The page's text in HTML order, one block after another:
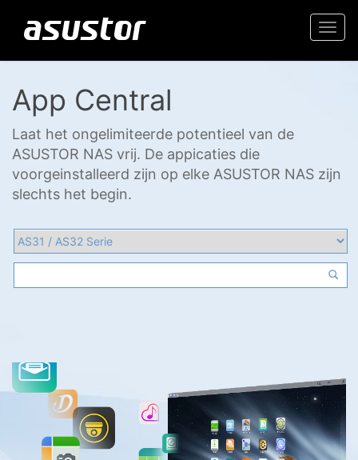
App Central
Laat het ongelimiteerde potentieel van de
ASUSTOR NAS vrij. De appicaties die
voorgeinstalleerd zijn op elke ASUSTOR NAS zijn
slechts het begin.